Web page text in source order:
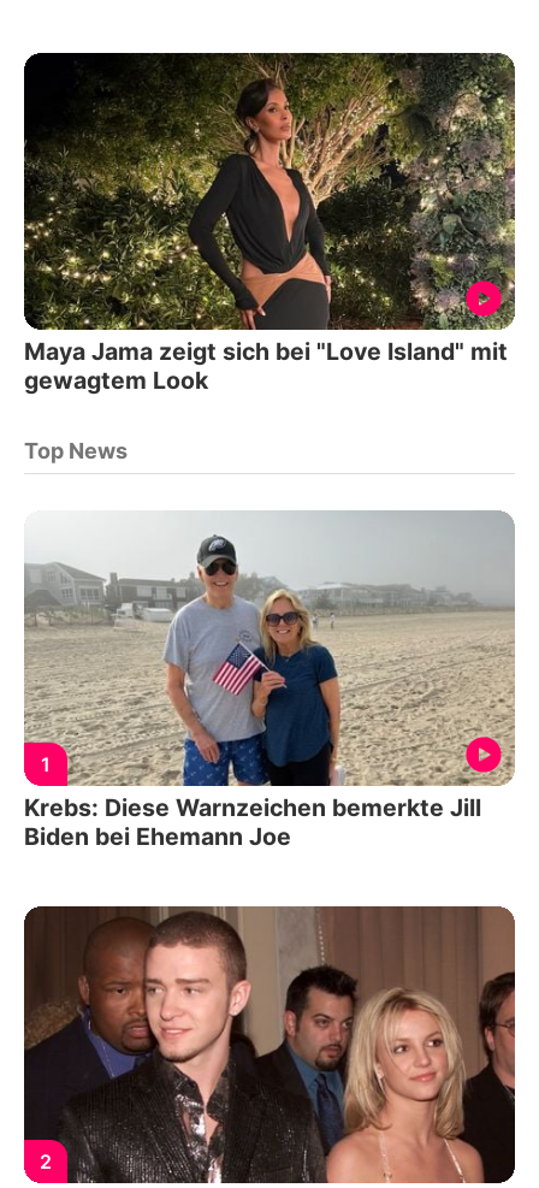
Maya Jama zeigt sich bei "Love Island" mit
gewagtem Look
Top News
1
Krebs: Diese Warnzeichen bemerkte Jill
Biden bei Ehemann Joe
2